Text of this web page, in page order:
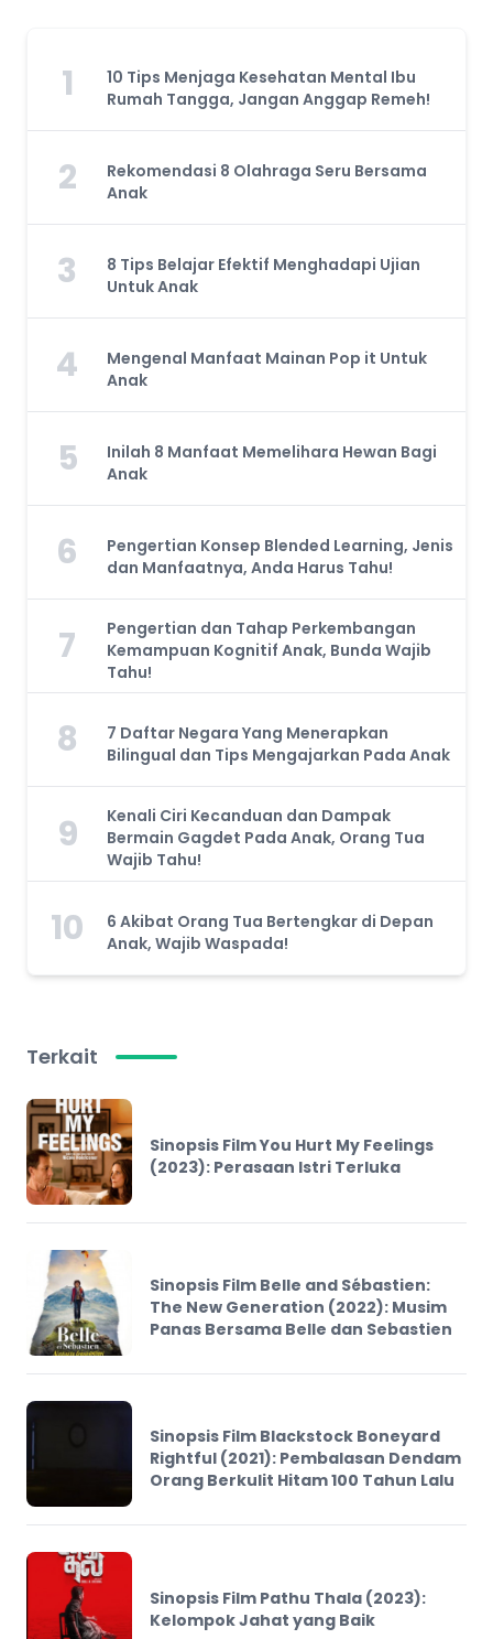
1
10 Tips Menjaga Kesehatan Mental Ibu
Rumah Tangga, Jangan Anggap Remeh!
2
Rekomendasi 8 Olahraga Seru Bersama
Anak
3
8 Tips Belajar Efektif Menghadapi Ujian
Untuk Anak
4
Mengenal Manfaat Mainan Pop it Untuk
Anak
5
Inilah 8 Manfaat Memelihara Hewan Bagi
Anak
6
Pengertian Konsep Blended Learning, Jenis
dan Manfaatnya, Anda Harus Tahu!
7
Pengertian dan Tahap Perkembangan
Kemampuan Kognitif Anak, Bunda Wajib
Tahu!
8
7 Daftar Negara Yang Menerapkan
Bilingual dan Tips Mengajarkan Pada Anak
9
Kenali Ciri Kecanduan dan Dampak
Bermain Gagdet Pada Anak, Orang Tua
Wajib Tahu!
10
6 Akibat Orang Tua Bertengkar di Depan
Anak, Wajib Waspada!
Terkait
Sinopsis Film You Hurt My Feelings
(2023): Perasaan Istri Terluka
Sinopsis Film Belle and Sébastien:
The New Generation (2022): Musim
Panas Bersama Belle dan Sebastien
Sinopsis Film Blackstock Boneyard
Rightful (2021): Pembalasan Dendam
Orang Berkulit Hitam 100 Tahun Lalu
Sinopsis Film Pathu Thala (2023):
Kelompok Jahat yang Baik